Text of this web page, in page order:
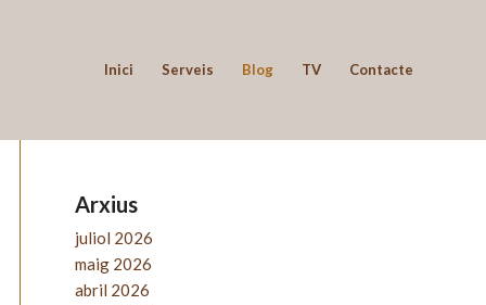
Inici Serveis Blog TV Contacte
Arxius
juliol 2026
maig 2026
abril 2026